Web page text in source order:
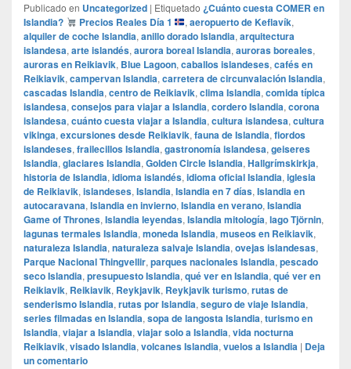
Publicado en Uncategorized | Etiquetado ¿Cuánto cuesta COMER en
Islandia?
Precios Reales Día 1 ,aeropuerto de Keflavík,
alquiler de coche Islandia, anillo dorado Islandia, arquitectura
islandesa, arte islandés, aurora boreal Islandia, auroras boreales,
auroras en Reikiavik, Blue Lagoon, caballos islandeses, cafés en
Reikiavik, campervan Islandia, carretera de circunvalación Islandia,
cascadas Islandia, centro de Reikiavik, clima Islandia, comida típica
islandesa, consejos para viajar a Islandia, cordero Islandia, corona
islandesa, cuánto cuesta viajar a Islandia, cultura islandesa, cultura
vikinga, excursiones desde Reikiavik, fauna de Islandia, fiordos
islandeses, frailecillos Islandia, gastronomía islandesa, geiseres
Islandia, glaciares Islandia, Golden Circle Islandia, Hallgrímskirkja,
historia de Islandia, idioma islandés, idioma oficial Islandia, iglesia
de Reikiavik, islandeses, Islandia, Islandia en 7 días, Islandia en
autocaravana, Islandia en invierno, Islandia en verano, Islandia
Game of Thrones, Islandia leyendas, Islandia mitología, lago Tjörnin,
lagunas termales Islandia, moneda Islandia, museos en Reikiavik,
naturaleza Islandia, naturaleza salvaje Islandia, ovejas islandesas,
Parque Nacional Thingvellir, parques nacionales Islandia, pescado
seco Islandia, presupuesto Islandia, qué ver en Islandia, qué ver en
Reikiavik, Reikiavik, Reykjavik, Reykjavik turismo, rutas de
senderismo Islandia, rutas por Islandia, seguro de viaje Islandia,
series filmadas en Islandia, sopa de langosta Islandia, turismo en
Islandia, viajar a Islandia, viajar solo a Islandia, vida nocturna
Reikiavik, visado Islandia, volcanes Islandia, vuelos a Islandia | Deja
un comentario